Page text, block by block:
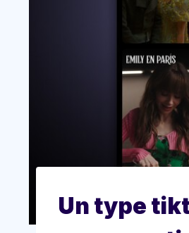
Un type